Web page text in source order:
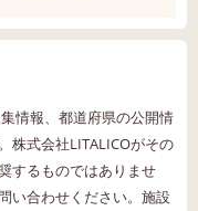
情報、都道府県の公開情
株式会社LITALICOがその
するものではありませ
い合わせください。施設